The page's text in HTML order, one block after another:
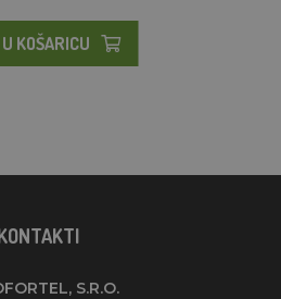
KOŠARICU
S.R.O.